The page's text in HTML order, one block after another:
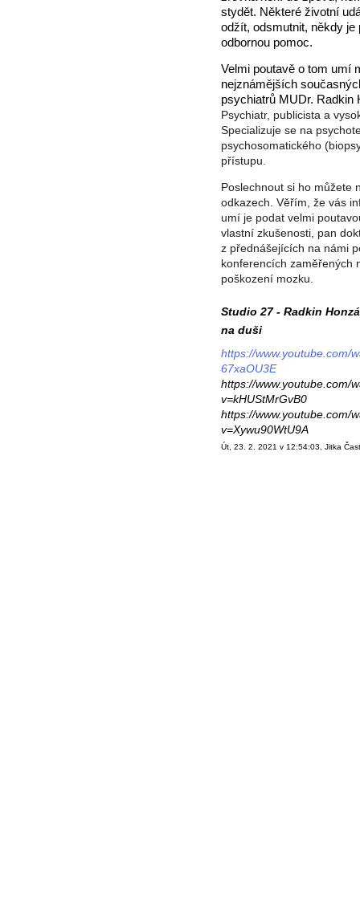
stydět. Některé životní
odžít, odsmutnit, někdy je
odbornou pomoc.
Velmi poutavě o tom umí
nejznámějších
psychiatrů MUDr. Radkin
Psychiatr, publicista a
Specializuje se na
psychosomatického
přístupu.
Poslechnout si ho můžete
odkazech. Věřím, že vás
umí je podat velmi
vlastní zkušenosti, pan
z přednášejících na námi
konferencích zaměřených
poškození mozku.
Studio 27 - Radkin
na duši
https://www.youtube.com/
67xaOU3E
https://www.youtube.com/
v=kHUStMrGvB0
https://www.youtube.com/
v=Xywu90WtU9A
Út, 23. 2. 2021 v 12:54:03, Jitka